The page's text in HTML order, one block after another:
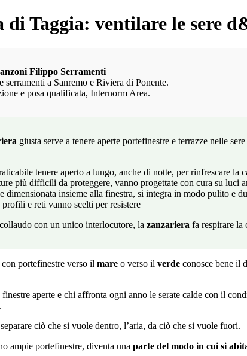
Taggia: ventilare le sere
Filippo Serramenti
serramenti a Sanremo e Riviera di Ponente.
e posa qualificata, Internorm Area.
giusta serve a tenere aperte portefinestre e terrazze nelle
tenere aperto a lungo, anche di notte, per rinfrescare la
più difficili da proteggere, vanno progettate con cura su luci
dimensionata insieme alla finestra, si integra in modo pulito e
e reti vanno scelti per resistere
con un unico interlocutore, la zanzariera fa respirare la
con portefinestre verso il mare o verso il verde conosce bene il
aperte e chi affronta ogni anno le serate calde con il
ciò che si vuole dentro, l’aria, da ciò che si vuole fuori.
ampie portefinestre, diventa una parte del modo in cui si